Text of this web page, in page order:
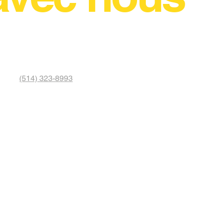
(514) 323-8993